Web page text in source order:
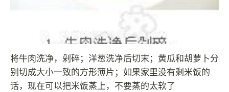
将牛肉洗净，剁碎；洋葱洗净后切末；黄瓜和胡萝卜分
别切成大小一致的方形薄片；如果家里没有剩米饭的
话，现在可以把米饭蒸上，不要蒸的太软了